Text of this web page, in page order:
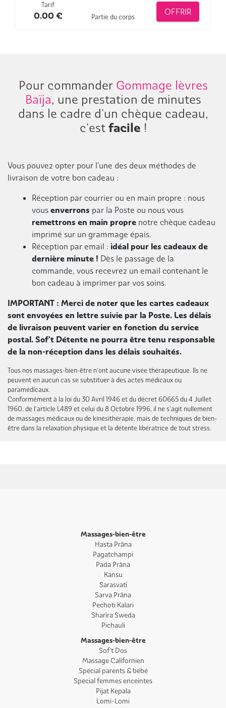
Tarif
0.00 € Partie du corps OFFRIR
Pour commander Gommage lèvres
Baïja, une prestation de minutes
dans le cadre d'un chèque cadeau,
c'est facile !
Vous pouvez opter pour l'une des deux méthodes de
livraison de votre bon cadeau :
Réception par courrier ou en main propre : nous
vous enverrons par la Poste ou nous vous
remettrons en main propre notre chèque cadeau
imprimé sur un grammage épais.
Réception par email : idéal pour les cadeaux de
dernière minute ! Dès le passage de la
commande, vous recevrez un email contenant le
bon cadeau à imprimer par vos soins.
IMPORTANT : Merci de noter que les cartes cadeaux
sont envoyées en lettre suivie par la Poste. Les délais
de livraison peuvent varier en fonction du service
postal. Sof't Détente ne pourra être tenu responsable
de la non-réception dans les délais souhaités.
Tous nos massages-bien-être n’ont aucune visée thérapeutique. Ils ne
peuvent en aucun cas se substituer à des actes médicaux ou
paramédicaux.
Conformément à la loi du 30 Avril 1946 et du décret 60665 du 4 Juillet
1960, de l’article L489 et celui du 8 Octobre 1996, il ne s’agit nullement
de massages médicaux ou de kinésithérapie, mais de techniques de bien-
être dans la relaxation physique et la détente libératrice de tout stress.
Massages-bien-être
Hasta Prâna
Pagatchampi
Pada Prâna
Kansu
Sarasvatî
Sarva Prâna
Pechoti Kalari
Sharîra Sweda
Pichauli
Massages-bien-être
Sof’t Dos
Massage Californien
Spécial parents & bébé
Spécial femmes enceintes
Pijat Kepala
Lomi-Lomi